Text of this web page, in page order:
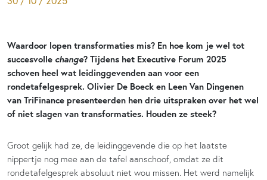
Waardoor lopen transformaties mis? En hoe kom je wel tot
succesvolle change? Tijdens het Executive Forum 2025
schoven heel wat leidinggevenden aan voor een
rondetafelgesprek. Olivier De Boeck en Leen Van Dingenen
van TriFinance presenteerden hen drie uitspraken over het wel
of niet slagen van transformaties. Houden ze steek?
Groot gelijk had ze, de leidinggevende die op het laatste
nippertje nog mee aan de tafel aanschoof, omdat ze dit
rondetafelgesprek absoluut niet wou missen. Het werd namelijk